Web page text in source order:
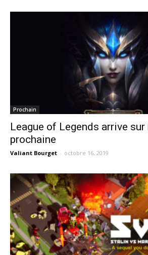
Prochain
League of Legends arrive
prochaine
Valiant Bourget - octobre 16, 2019